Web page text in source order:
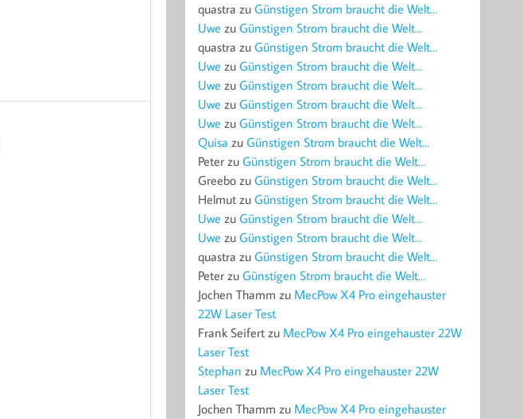
quastra zuGünstigen Strom braucht die Welt…
Uwe zuGünstigen Strom braucht die Welt…
quastra zuGünstigen Strom braucht die Welt…
Uwe zuGünstigen Strom braucht die Welt…
Uwe zuGünstigen Strom braucht die Welt…
Uwe zuGünstigen Strom braucht die Welt…
Uwe zuGünstigen Strom braucht die Welt…
Quisa zuGünstigen Strom braucht die Welt…
Peter zuGünstigen Strom braucht die Welt…
Greebo zuGünstigen Strom braucht die Welt…
Helmut zuGünstigen Strom braucht die Welt…
Uwe zuGünstigen Strom braucht die Welt…
Uwe zuGünstigen Strom braucht die Welt…
quastra zuGünstigen Strom braucht die Welt…
Peter zuGünstigen Strom braucht die Welt…
Jochen Thamm zu MecPow X4 Pro eingehauster
22W Laser Test
Frank Seifert zu MecPow X4 Pro eingehauster 22W
Laser Test
Stephan zu MecPow X4 Pro eingehauster 22W
Laser Test
Jochen Thamm zu MecPow X4 Pro eingehauster